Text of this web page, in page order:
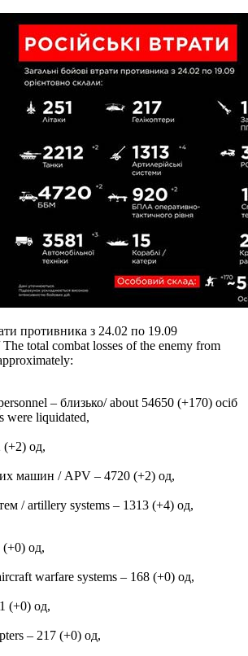
противника з 24.02 по 19.09
total combat losses of the enemy from
‒ близько/ about 54650 (+170) осіб
were liquidated,
(+2) од,
машин / APV ‒ 4720 (+2) од,
/ artillery systems – 1313 (+4) од,
од,
warfare systems ‒ 168 (+0) од,
(+0) од,
– 217 (+0) од,